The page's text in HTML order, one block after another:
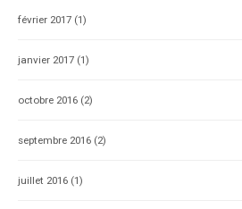
février 2017 (1)
janvier 2017 (1)
octobre 2016 (2)
septembre 2016 (2)
juillet 2016 (1)